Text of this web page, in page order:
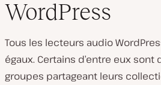
WordPress
Tous les lecteurs audio
égaux. Certains d’entre eux sont
groupes partageant leurs